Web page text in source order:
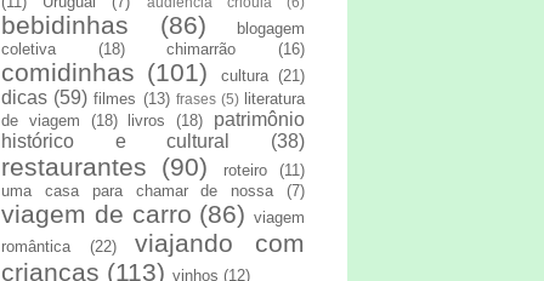
bebidinhas (86)
blogagem
coletiva
(18) chimarrão (16)
comidinhas (101) cultura (21)
dicas (59) filmes (13) frases (5)
literatura
de viagem
(18) livros (18)
patrimônio
histórico e cultural
(38)
restaurantes (90) roteiro
(11)
uma casa para chamar de nossa
(7)
viagem de carro (86) viagem
romântica
(22)
viajando com
crianças (113) vinhos (12)